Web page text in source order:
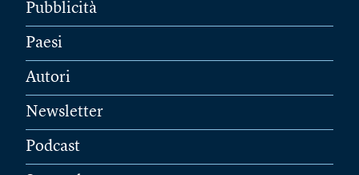
Pubblicità
Paesi
Autori
Newsletter
Podcast